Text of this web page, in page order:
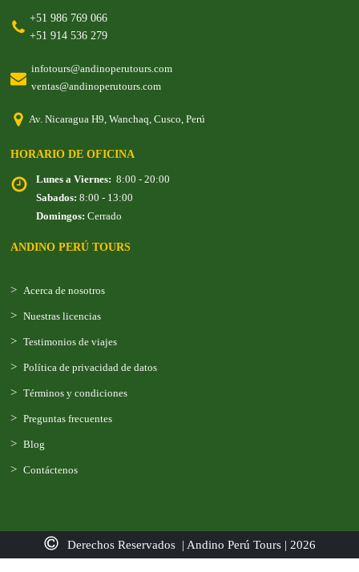
+51 986 769 066
+51 914 536 279
infotours@andinoperutours.com
ventas@andinoperutours.com
Av. Nicaragua H9, Wanchaq, Cusco, Perú
HORARIO DE OFICINA
Lunes a Viernes: 8:00 - 20:00
Sabados: 8:00 - 13:00
Domingos: Cerrado
ANDINO PERÚ TOURS
Acerca de nosotros
Nuestras licencias
Testimonios de viajes
Política de privacidad de datos
Términos y condiciones
Preguntas frecuentes
Blog
Contáctenos
Derechos Reservados | Andino Perú Tours | 2026